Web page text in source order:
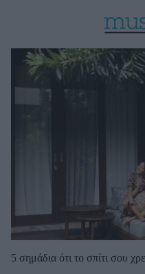
5 σημάδια ότι το σπίτι σου